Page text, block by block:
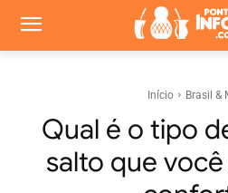
Início Brasil &
Qual é o tipo
salto que